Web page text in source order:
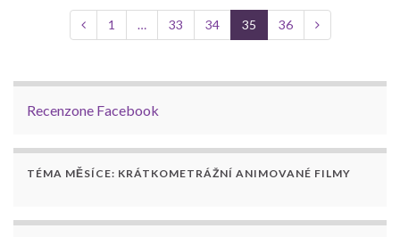
1 … 33 34 35 36
Recenzone Facebook
TÉMA MĚSÍCE: KRÁTKOMETRÁŽNÍ ANIMOVANÉ FILMY